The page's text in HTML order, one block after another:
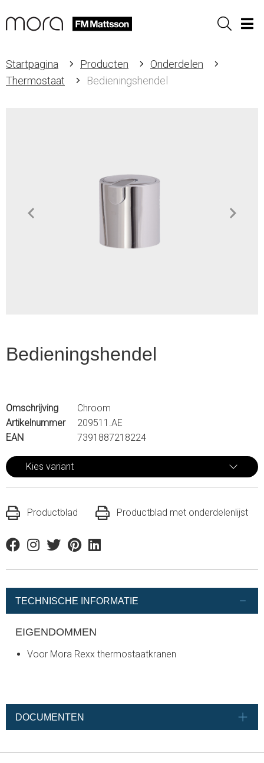
Sök
Startpagina Producten
Onderdelen
Thermostaat
Bedieningshendel
Bedieningshendel
Omschrijving
Chroom
Artikelnummer
209511.AE
EAN
7391887218224
Kies variant
Productblad Productblad met onderdelenlijst
FacebookInstagram
TwitterPinterestLinkedin
TECHNISCHE INFORMATIE
EIGENDOMMEN
Voor Mora Rexx thermostaatkranen
DOCUMENTEN